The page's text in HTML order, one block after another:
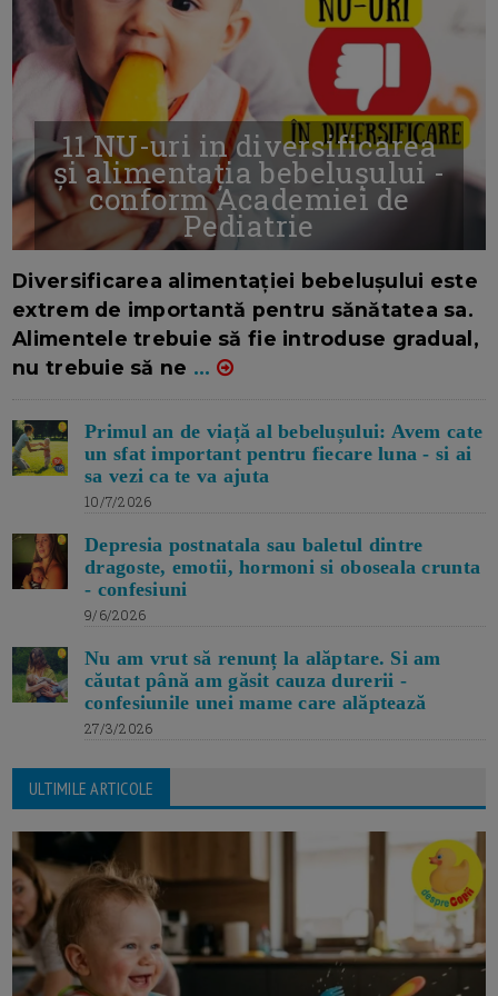
11 NU-uri in diversificarea
și alimentația bebelușului -
conform Academiei de
Pediatrie
Diversificarea alimentației bebelușului este
extrem de importantă pentru sănătatea sa.
Alimentele trebuie să fie introduse gradual,
nu trebuie să ne ...
Primul an de viață al bebelușului: Avem cate
un sfat important pentru fiecare luna - si ai
sa vezi ca te va ajuta
10/7/2026
Depresia postnatala sau baletul dintre
dragoste, emotii, hormoni si oboseala crunta
- confesiuni
9/6/2026
Nu am vrut să renunț la alăptare. Si am
căutat până am găsit cauza durerii -
confesiunile unei mame care alăptează
27/3/2026
ULTIMILE ARTICOLE